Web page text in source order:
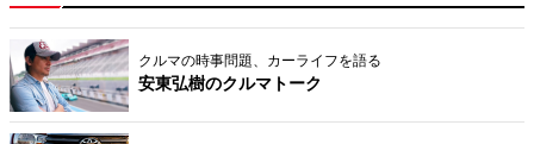
クルマの時事問題、カーライフを語る
安東弘樹のクルマトーク